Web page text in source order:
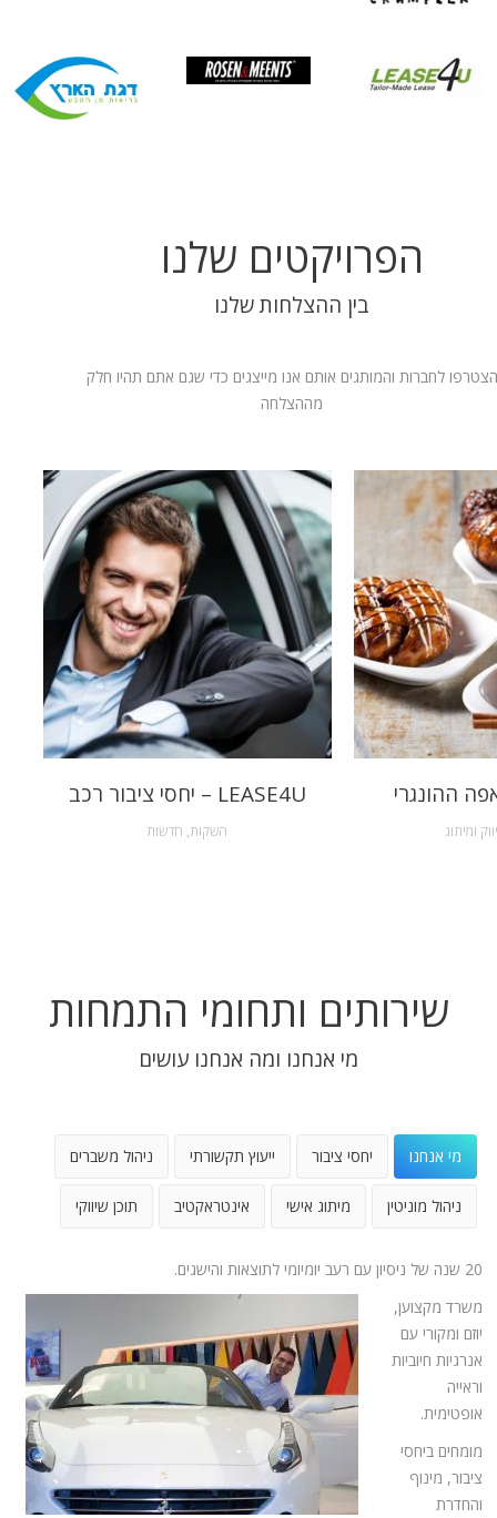
הפרויקטים שלנו
בין ההצלחות שלנו
הצטרפו לחברות והמותגים אותם אנו מייצגים כדי שגם אתם תהיו חלק
מההצלחה
LEASE4U – יחסי ציבור רכב
השקות, חדשות
ההונגרי
ומיתוג
שירותים ותחומי התמחות
מי אנחנו ומה אנחנו עושים
מי אנחנו יחסי ציבור ייעוץ תקשורתי ניהול משברים
ניהול מוניטין מיתוג אישי אינטראקטיב תוכן שיווקי
20 שנה של ניסיון עם רעב יומיומי לתוצאות והישגים.
משרד מקצוען,
יוזם ומקורי עם
אנרגיות חיוביות
וראייה
אופטימית.
מומחים ביחסי
ציבור, מינוף
והחדרת